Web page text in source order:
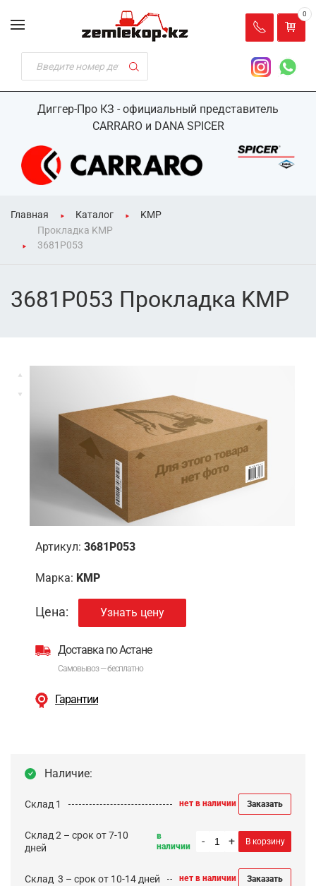
Диггер-Про КЗ - официальный представитель
CARRARO и DANA SPICER
0
Главная Каталог
KMP
Прокладка KMP
3681P053
3681P053 Прокладка KMP
Артикул: 3681P053
Марка: KMP
Цена: Узнать цену
Доставка по Астане
Самовывоз — бесплатно
Гарантии
Наличие:
Склад 1 нет в наличии Заказать
Склад 2 – срок от 7-10
дней
в
наличии
- + В корзину
Cклад 3 – срок от 10-14 дней нет в наличии Заказать